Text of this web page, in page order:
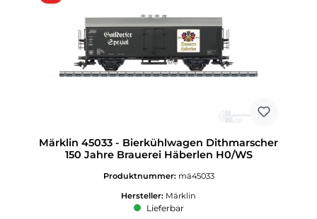
Märklin 45033 - Bierkühlwagen Dithmarscher
150 Jahre Brauerei Häberlen H0/WS
Produktnummer: mä45033
Hersteller: Märklin
Lieferbar